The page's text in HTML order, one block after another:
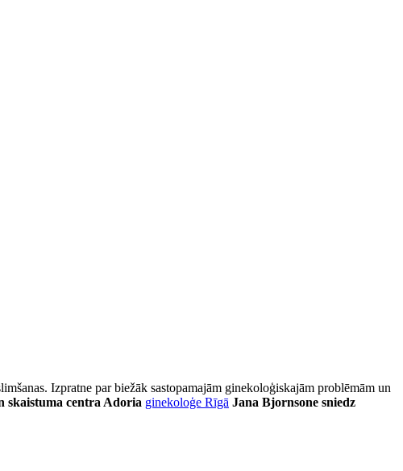
Izpratne par biežāk sastopamajām ginekoloģiskajām problēmām un
skaistuma centra Adoria ginekoloģe Rīgā Jana Bjornsone sniedz